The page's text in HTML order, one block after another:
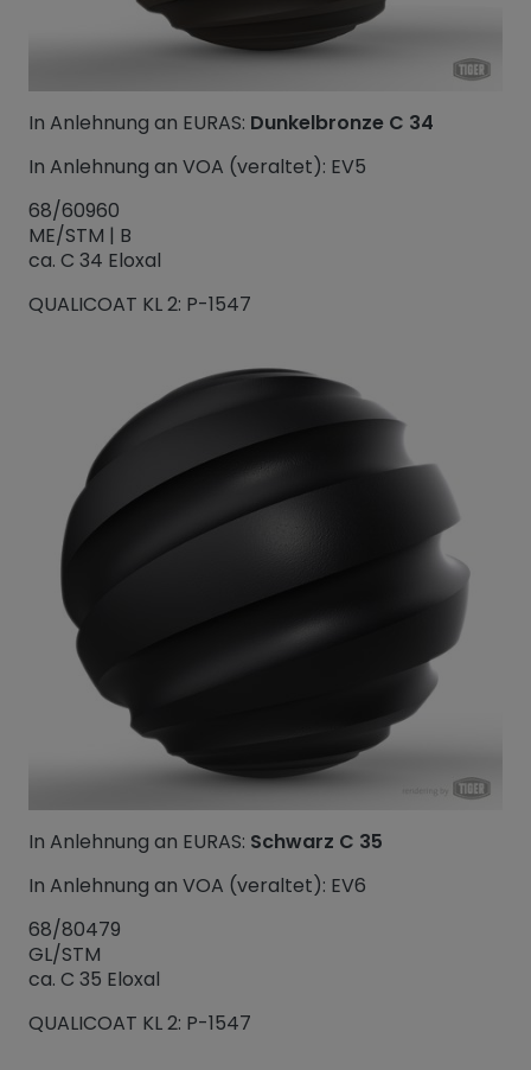
In Anlehnung an EURAS: Dunkelbronze C 34
In Anlehnung an VOA (veraltet): EV5
68/60960
ME/STM | B
ca. C 34 Eloxal
QUALICOAT KL 2: P-1547
In Anlehnung an EURAS: Schwarz C 35
In Anlehnung an VOA (veraltet): EV6
68/80479
GL/STM
ca. C 35 Eloxal
QUALICOAT KL 2: P-1547